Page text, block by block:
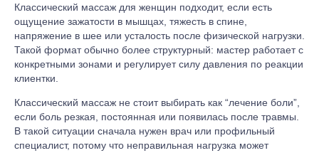
Классический массаж для женщин подходит, если есть
ощущение зажатости в мышцах, тяжесть в спине,
напряжение в шее или усталость после физической нагрузки.
Такой формат обычно более структурный: мастер работает с
конкретными зонами и регулирует силу давления по реакции
клиентки.
Классический массаж не стоит выбирать как “лечение боли”,
если боль резкая, постоянная или появилась после травмы.
В такой ситуации сначала нужен врач или профильный
специалист, потому что неправильная нагрузка может